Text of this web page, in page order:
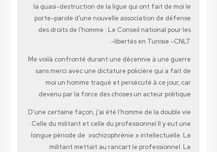
la quasi-destruction de la ligue qui ont fait de moi le
porte-parole d’une nouvelle association de défense
des droits de l’homme : Le Conseil national pour les
libertés en Tunisie -CNLT-.
Me voilà confronté durant une décennie à une guerre
sans merci avec une dictature policière qui a fait de
moi un homme traqué et persécuté à ce jour, car
devenu par la force des choses un acteur politique.
D’une certaine façon, j’ai été l’homme de la double vie
: Celle du militant et celle du professionnel Il y eut une
longue période de »schizophrénie » intellectuelle. Le
militant mettait au rancart le professionnel. Le